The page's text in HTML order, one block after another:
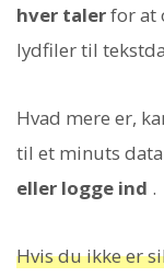
hver talerfor at
lydfiler til
Hvad mere er,
til et minuts data
eller logge ind .
Hvis du ikke er